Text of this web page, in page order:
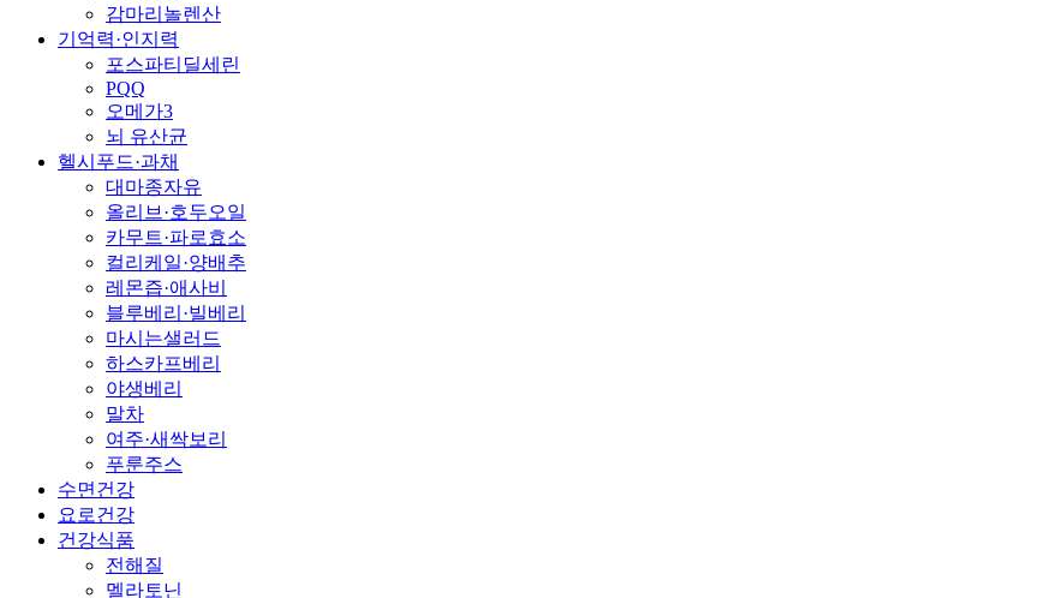
감마리놀렌산
기억력·인지력
포스파티딜세린
PQQ
오메가3
뇌 유산균
헬시푸드·과채
대마종자유
올리브·호두오일
카무트·파로효소
컬리케일·양배추
레몬즙·애사비
블루베리·빌베리
마시는샐러드
하스카프베리
야생베리
말차
여주·새싹보리
푸룬주스
수면건강
요로건강
건강식품
전해질
멜라토닌